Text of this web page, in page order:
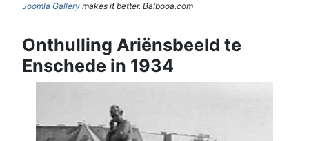
Joomla Gallery makes it better. Balbooa.com
Onthulling Ariënsbeeld te
Enschede in 1934